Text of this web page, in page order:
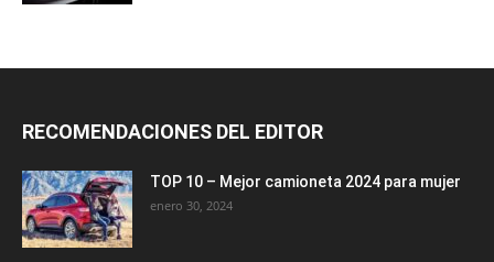
RECOMENDACIONES DEL EDITOR
TOP 10 – Mejor camioneta 2024 para mujer
enero 30, 2024